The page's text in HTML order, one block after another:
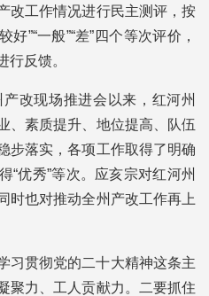
改工作情况进行民主测评，按
好”“一般”“差”四个等次评价，
行反馈。
改现场推进会以来，红河州
、素质提升、地位提高、队伍
步落实，各项工作取得了明确
“优秀”等次。应亥宗对红河州
时也对推动全州产改工作再上
习贯彻党的二十大精神这条主
聚力、工人贡献力。二要抓住